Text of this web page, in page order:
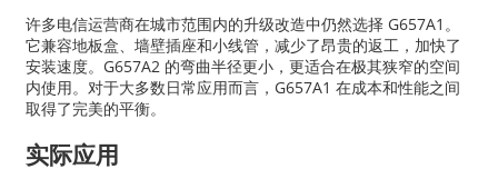
许多电信运营商在城市范围内的升级改造中仍然选择 G657A1。
它兼容地板盒、墙壁插座和小线管，减少了昂贵的返工，加快了
安装速度。G657A2 的弯曲半径更小，更适合在极其狭窄的空间
内使用。对于大多数日常应用而言，G657A1 在成本和性能之间
取得了完美的平衡。
实际应用